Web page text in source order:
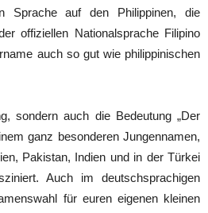
Sprache auf den Philippinen, die
offiziellen Nationalsprache Filipino
auch so gut wie philippinischen
sondern auch die Bedeutung „Der
ganz besonderen Jungennamen,
Pakistan, Indien und in der Türkei
Auch im deutschsprachigen
für euren eigenen kleinen